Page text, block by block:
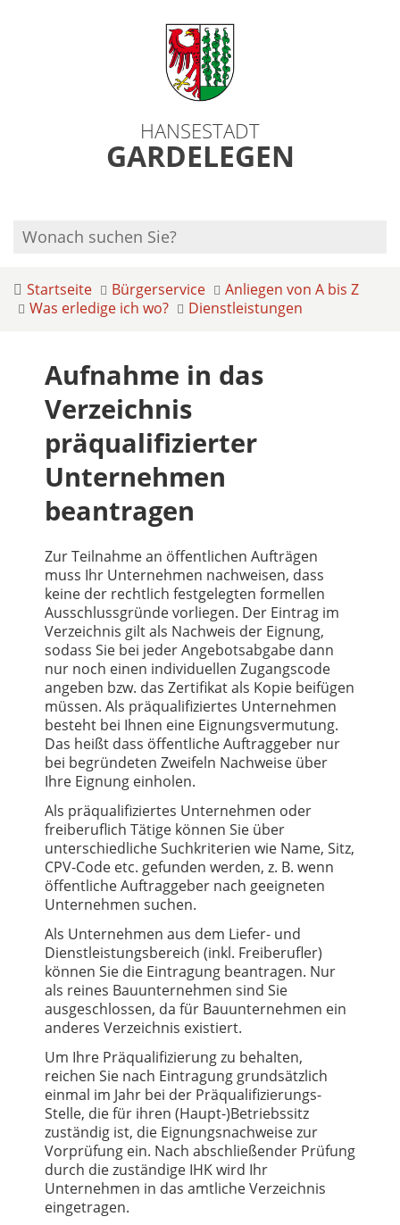
HANSESTADT
GARDELEGEN
Startseite Bürgerservice
Anliegen von A bis Z
Was erledige ich wo?
Dienstleistungen
Aufnahme in das
Verzeichnis
präqualifizierter
Unternehmen
beantragen
Zur Teilnahme an öffentlichen Aufträgen
muss Ihr Unternehmen nachweisen, dass
keine der rechtlich festgelegten formellen
Ausschlussgründe vorliegen. Der Eintrag im
Verzeichnis gilt als Nachweis der Eignung,
sodass Sie bei jeder Angebotsabgabe dann
nur noch einen individuellen Zugangscode
angeben bzw. das Zertifikat als Kopie beifügen
müssen. Als präqualifiziertes Unternehmen
besteht bei Ihnen eine Eignungsvermutung.
Das heißt dass öffentliche Auftraggeber nur
bei begründeten Zweifeln Nachweise über
Ihre Eignung einholen.
Als präqualifiziertes Unternehmen oder
freiberuflich Tätige können Sie über
unterschiedliche Suchkriterien wie Name, Sitz,
CPV-Code etc. gefunden werden, z. B. wenn
öffentliche Auftraggeber nach geeigneten
Unternehmen suchen.
Als Unternehmen aus dem Liefer- und
Dienstleistungsbereich (inkl. Freiberufler)
können Sie die Eintragung beantragen. Nur
als reines Bauunternehmen sind Sie
ausgeschlossen, da für Bauunternehmen ein
anderes Verzeichnis existiert.
Um Ihre Präqualifizierung zu behalten,
reichen Sie nach Eintragung grundsätzlich
einmal im Jahr bei der Präqualifizierungs-
Stelle, die für ihren (Haupt-)Betriebssitz
zuständig ist, die Eignungsnachweise zur
Vorprüfung ein. Nach abschließender Prüfung
durch die zuständige IHK wird Ihr
Unternehmen in das amtliche Verzeichnis
eingetragen.